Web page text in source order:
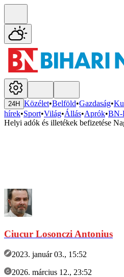
24H Közélet•Belföld•Gazdaság•
hírek•Sport•Világ•Állás•Aprók•BN-
Helyi adók és illetékek befizetése
Ciucur Losonczi Antonius
2023. január 03., 15:52
2026. március 12., 23:52